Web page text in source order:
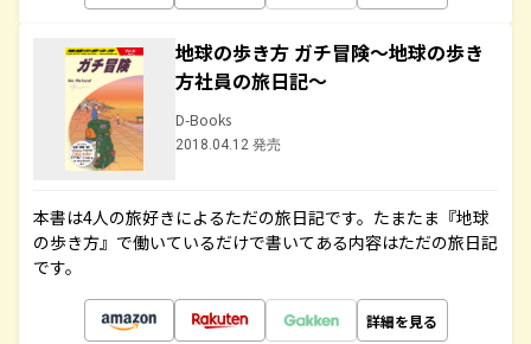
地球の歩き方 ガチ冒険～地球の歩き
方社員の旅日記～
D-Books
2018.04.12 発売
本書は4人の旅好きによるただの旅日記です。たまたま『地球
の歩き方』で働いているだけで書いてある内容はただの旅日記
です。
詳細を見る